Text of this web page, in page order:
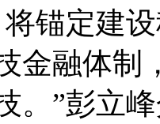
锚定建
金融体制
。”彭立